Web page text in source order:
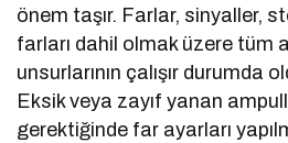
önem taşır. Farlar, sinyaller,
farları dahil olmak üzere tüm
unsurlarının çalışır durumda
Eksik veya zayıf yanan
gerektiğinde far ayarları